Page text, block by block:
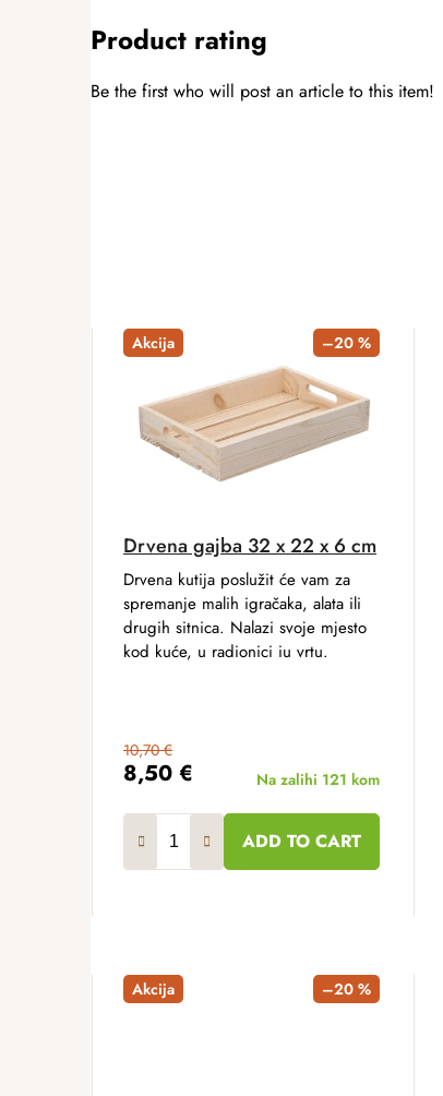
Product rating
Be the first who will post an article to this item!
Akcija –20 %
Drvena gajba 32 x 22 x 6 cm
8,50 €
10,70 €
Na zalihi 121 kom
ADD TO CART
Drvena kutija poslužit će vam za
spremanje malih igračaka, alata ili
drugih sitnica. Nalazi svoje mjesto
kod kuće, u radionici iu vrtu.
Akcija –20 %